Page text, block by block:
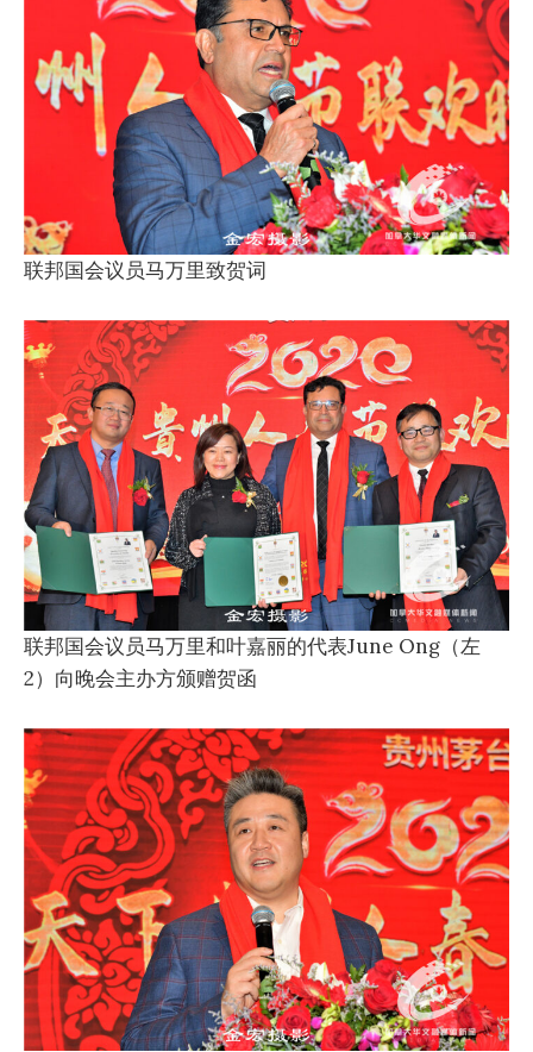
联邦国会议员马万里致贺词
联邦国会议员马万里和叶嘉丽的代表June Ong（左
2）向晚会主办方颁赠贺函